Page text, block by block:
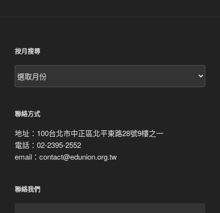
按月搜尋
按
月
聯絡方式
地址：100台北市中正區北平東路28號9樓之一
電話：02-2395-2552
email：contact@edunion.org.tw
聯絡我們